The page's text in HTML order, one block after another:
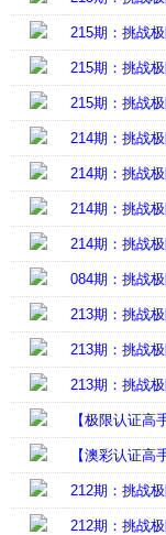
215期：挑战
215期：挑战
215期：挑战
214期：挑战
214期：挑战
214期：挑战
214期：挑战
084期：挑战
213期：挑战
213期：挑战
213期：挑战
【极限认证
【澳彩认证
212期：挑战
212期：挑战